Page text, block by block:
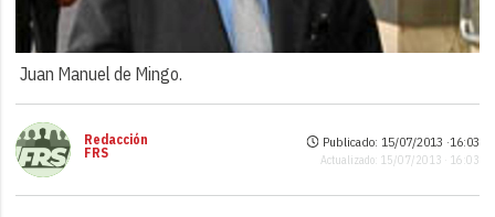
Juan Manuel de Mingo.
Redacción
FRS
Publicado: 15/07/2013 ·16:03
Actualizado: 15/07/2013 · 16:03